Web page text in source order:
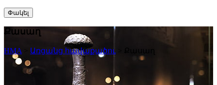
Փակել
Քասաղ
HMA Առցանց հավաքածու